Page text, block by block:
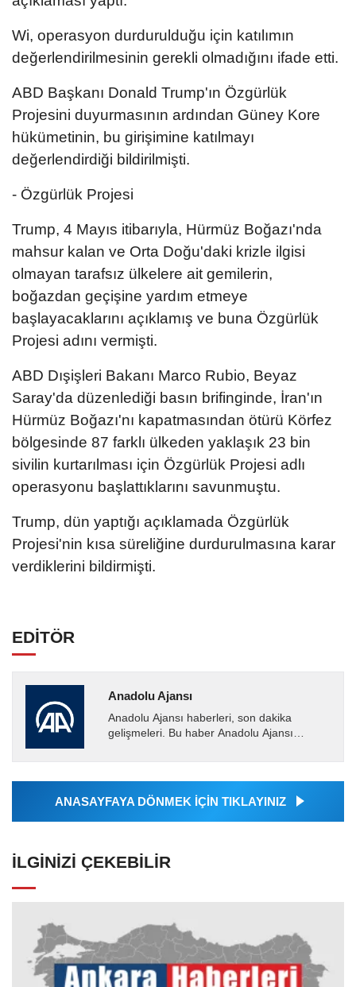
Wi, operasyon durdurulduğu için katılımın
değerlendirilmesinin gerekli olmadığını ifade etti.
ABD Başkanı Donald Trump'ın Özgürlük
Projesini duyurmasının ardından Güney Kore
hükümetinin, bu girişimine katılmayı
değerlendirdiği bildirilmişti.
- Özgürlük Projesi
Trump, 4 Mayıs itibarıyla, Hürmüz Boğazı'nda
mahsur kalan ve Orta Doğu'daki krizle ilgisi
olmayan tarafsız ülkelere ait gemilerin,
boğazdan geçişine yardım etmeye
başlayacaklarını açıklamış ve buna Özgürlük
Projesi adını vermişti.
ABD Dışişleri Bakanı Marco Rubio, Beyaz
Saray'da düzenlediği basın brifinginde, İran'ın
Hürmüz Boğazı'nı kapatmasından ötürü Körfez
bölgesinde 87 farklı ülkeden yaklaşık 23 bin
sivilin kurtarılması için Özgürlük Projesi adlı
operasyonu başlattıklarını savunmuştu.
Trump, dün yaptığı açıklamada Özgürlük
Projesi'nin kısa süreliğine durdurulmasına karar
verdiklerini bildirmişti.
EDİTÖR
Anadolu Ajansı
Anadolu Ajansı haberleri, son dakika
gelişmeleri. Bu haber Anadolu Ajansı
tarafından geçilen tüm...
ANASAYFAYA DÖNMEK İÇİN TIKLAYINIZ
İLGINIZI ÇEKEBILIR